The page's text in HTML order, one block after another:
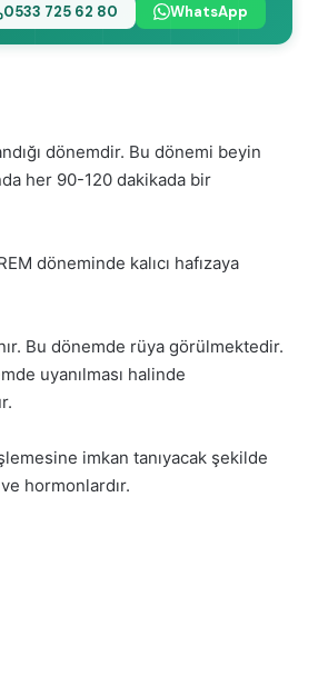
0533 725 62 80 WhatsApp
dönemdir. Bu dönemi beyin
her 90-120 dakikada bir
döneminde kalıcı hafızaya
Bu dönemde rüya görülmektedir.
uyanılması halinde
imkan tanıyacak şekilde
hormonlardır.